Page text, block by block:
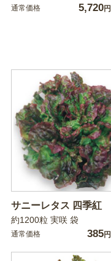
通常価格 5,720円
サニーレタス 四季紅
約1200粒 実咲 袋
通常価格 385円